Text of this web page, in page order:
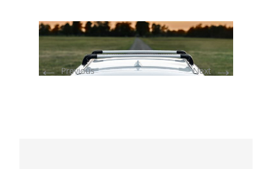
←Previous Next →